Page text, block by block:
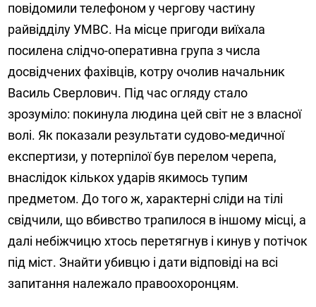
повідомили телефоном у чергову частину
райвідділу УМВС. На місце пригоди виїхала
посилена слідчо-оперативна група з числа
досвідчених фахівців, котру очолив начальник
Василь Сверлович. Під час огляду стало
зрозуміло: покинула людина цей світ не з власної
волі. Як показали результати судово-медичної
експертизи, у потерпілої був перелом черепа,
внаслідок кількох ударів якимось тупим
предметом. До того ж, характерні сліди на тілі
свідчили, що вбивство трапилося в іншому місці, а
далі небіжчицю хтось перетягнув і кинув у потічок
під міст. Знайти убивцю і дати відповіді на всі
запитання належало правоохоронцям.